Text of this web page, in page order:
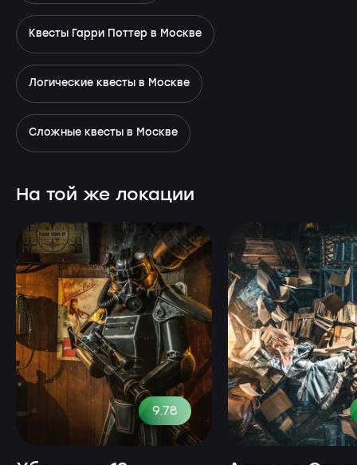
Квесты Гарри Поттер в Москве
Логические квесты в Москве
Сложные квесты в Москве
На той же локации
9.78